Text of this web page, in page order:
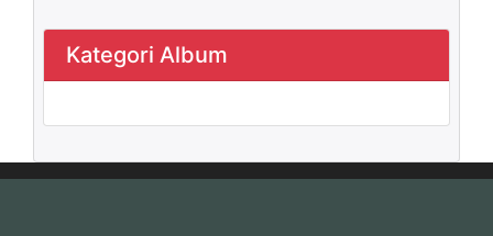
Kategori Album